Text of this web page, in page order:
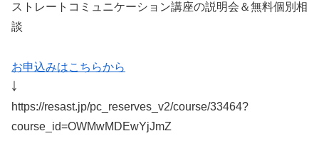
ストレートコミュニケーション講座の説明会＆無料個別相
談
お申込みはこちらから
￬
https://resast.jp/pc_reserves_v2/course/33464?
course_id=OWMwMDEwYjJmZ